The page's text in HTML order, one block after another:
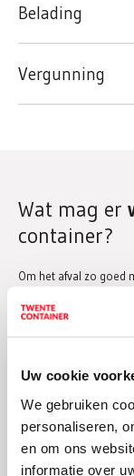
Uw cookie
We gebruiken
personaliseren,
en om ons
informatie over
Belading
Vergunning
Wat mag er
container?
Om het afval zo goed
container mogen.
Zwarte grond
Aarde